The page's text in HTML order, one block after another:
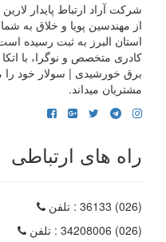
شرکت آراد ارتباط پایدار
استان البرز به ثبت رسیده
کادری متخصص و نوگرا، با
برق خورشیدی | سولار خود را
مشتریان میداند.
راه های ارتباطی
(026) 36133
: تلفن
(026) 34208006
: تلفن